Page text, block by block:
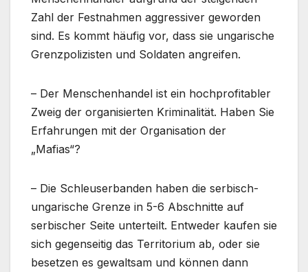
Zahl der Festnahmen aggressiver geworden
sind. Es kommt häufig vor, dass sie ungarische
Grenzpolizisten und Soldaten angreifen.
– Der Menschenhandel ist ein hochprofitabler
Zweig der organisierten Kriminalität. Haben Sie
Erfahrungen mit der Organisation der
„Mafias“?
– Die Schleuserbanden haben die serbisch-
ungarische Grenze in 5-6 Abschnitte auf
serbischer Seite unterteilt. Entweder kaufen sie
sich gegenseitig das Territorium ab, oder sie
besetzen es gewaltsam und können dann